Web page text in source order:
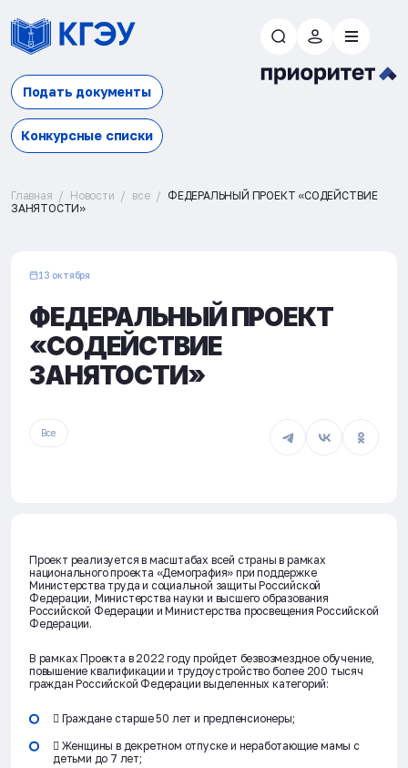
Подать документы
Конкурсные списки
Главная Новости все
ФЕДЕРАЛЬНЫЙ ПРОЕКТ «СОДЕЙСТВИЕ
ЗАНЯТОСТИ»
13 октября
ФЕДЕРАЛЬНЫЙ ПРОЕКТ
«СОДЕЙСТВИЕ
ЗАНЯТОСТИ»
Все
Проект реализуется в масштабах всей страны в рамках
национального проекта «Демография» при поддержке
Министерства труда и социальной защиты Российской
Федерации, Министерства науки и высшего образования
Российской Федерации и Министерства просвещения Российской
Федерации.
В рамках Проекта в 2022 году пройдет безвозмездное обучение,
повышение квалификации и трудоустройство более 200 тысяч
граждан Российской Федерации выделенных категорий:
 Граждане старше 50 лет и предпенсионеры;
 Женщины в декретном отпуске и неработающие мамы с
детьми до 7 лет;